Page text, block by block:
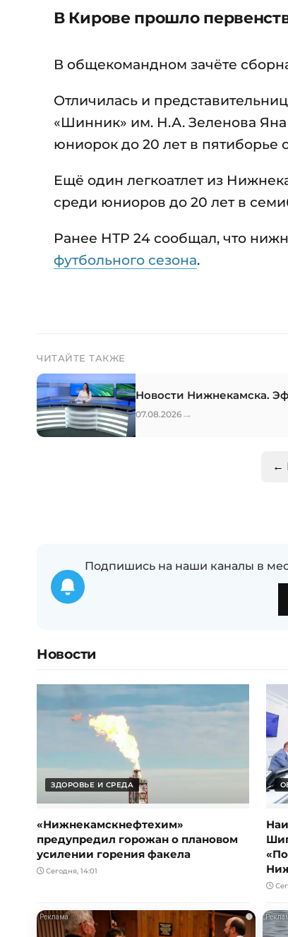
В Кирове прошло
В общекомандном зачёте
Отличилась и
«Шинник» им. Н.А. Зеленова Яна
юниорок до 20 лет в пятиборье
Ещё один легкоатлет из
среди юниоров до 20 лет в
Ранее НТР 24 сообщал, что
футбольного сезона.
ЧИТАЙТЕ ТАКЖЕ
Новости Нижнекамска.
07.08.2026 →
←
Подпишись на наши каналы в
Новости
ЗДОРОВЬЕ И СРЕДА
«Нижнекамскнефтехим»
предупредил горожан о плановом
усилении горения факела
Сегодня, 14:01
i